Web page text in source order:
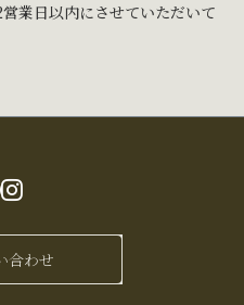
業日以内にさせていただいて
合わせ